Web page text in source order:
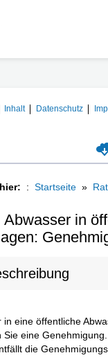
Inhalt Datenschutz
Startseite
in
in eine öffentliche
Sie eine
die